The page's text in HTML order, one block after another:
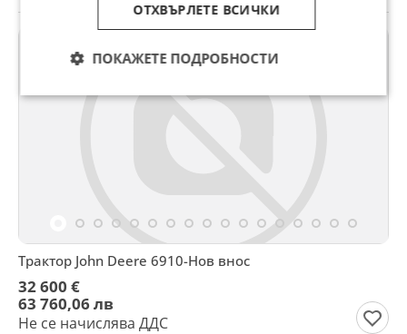
Трактор John Deere 6910-Нов внос
32 600 €
63 760,06 лв
Не се начислява ДДС
ОТХВЪРЛЕТЕ ВСИЧКИ
ПОКАЖЕТЕ ПОДРОБНОСТИ